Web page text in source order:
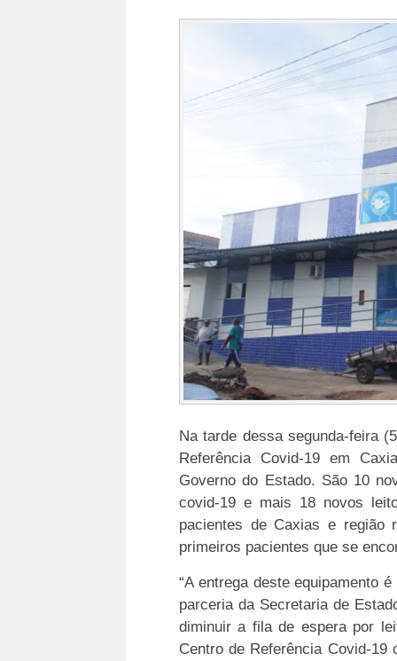
Na tarde dessa segunda-feira
Referência Covid-19 em
Governo do Estado. São 10
covid-19 e mais 18 novos
pacientes de Caxias e região
primeiros pacientes que se
“A entrega deste equipamento
parceria da Secretaria de
diminuir a fila de espera por
Centro de Referência Covid-19